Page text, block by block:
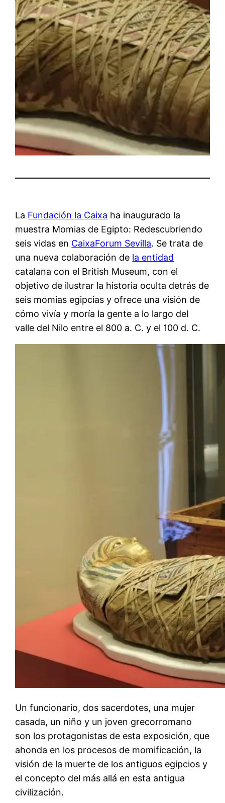
La Fundación la Caixa ha inaugurado la
muestra Momias de Egipto: Redescubriendo
seis vidas en CaixaForum Sevilla. Se trata de
una nueva colaboración de la entidad
catalana con el British Museum, con el
objetivo de ilustrar la historia oculta detrás de
seis momias egipcias y ofrece una visión de
cómo vivía y moría la gente a lo largo del
valle del Nilo entre el 800 a. C. y el 100 d. C.
Un funcionario, dos sacerdotes, una mujer
casada, un niño y un joven grecorromano
son los protagonistas de esta exposición, que
ahonda en los procesos de momificación, la
visión de la muerte de los antiguos egipcios y
el concepto del más allá en esta antigua
civilización.